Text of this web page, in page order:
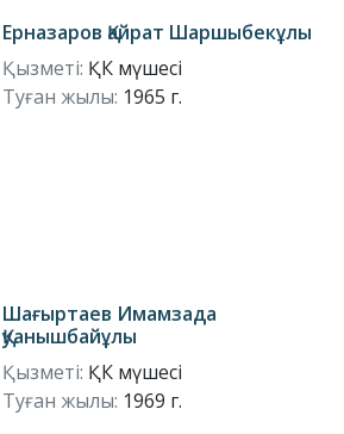
Ерназаров Қайрат Шаршыбекұлы
Қызметі: ҚК мүшесі
Туған жылы: 1965 г.
Шағыртаев Имамзада
Қуанышбайұлы
Қызметі: ҚК мүшесі
Туған жылы: 1969 г.